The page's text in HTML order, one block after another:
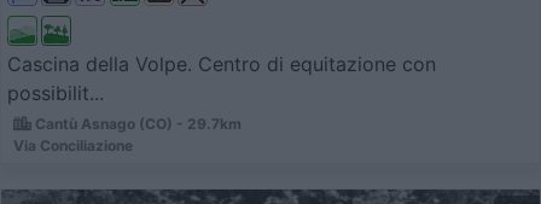
Cascina della Volpe. Centro di equitazione con
possibilit...
Cantù Asnago (CO) - 29.7km
Via Conciliazione